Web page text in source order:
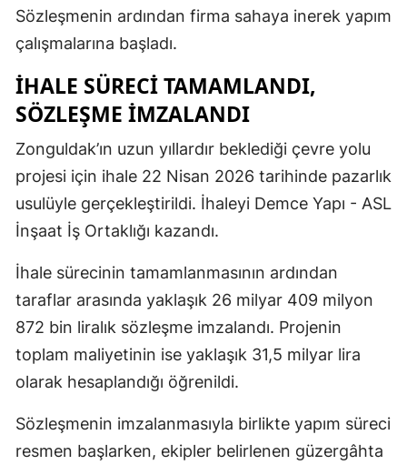
Sözleşmenin ardından firma sahaya inerek yapım
çalışmalarına başladı.
İHALE SÜRECİ TAMAMLANDI,
SÖZLEŞME İMZALANDI
Zonguldak’ın uzun yıllardır beklediği çevre yolu
projesi için ihale 22 Nisan 2026 tarihinde pazarlık
usulüyle gerçekleştirildi. İhaleyi Demce Yapı - ASL
İnşaat İş Ortaklığı kazandı.
İhale sürecinin tamamlanmasının ardından
taraflar arasında yaklaşık 26 milyar 409 milyon
872 bin liralık sözleşme imzalandı. Projenin
toplam maliyetinin ise yaklaşık 31,5 milyar lira
olarak hesaplandığı öğrenildi.
Sözleşmenin imzalanmasıyla birlikte yapım süreci
resmen başlarken, ekipler belirlenen güzergâhta